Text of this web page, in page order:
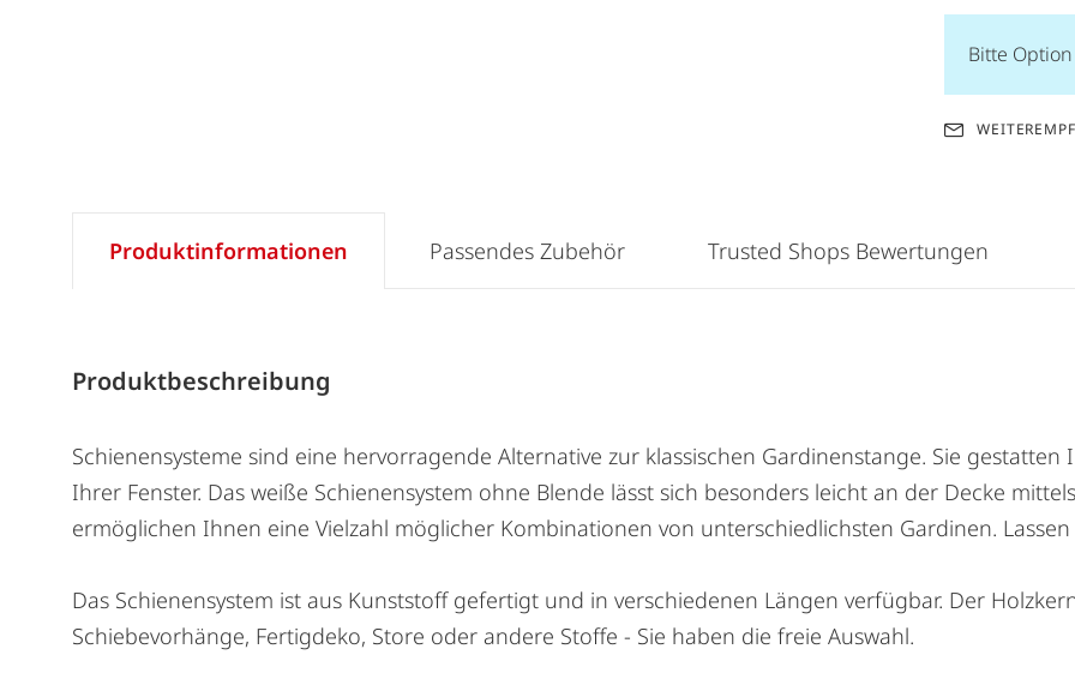
Bitte
Produktinformationen
Produktbeschreibung
Schienensysteme sind eine hervorragende Alternative zur klassischen Gardinenstange. Sie
Ihrer Fenster. Das weiße Schienensystem ohne Blende lässt sich besonders leicht an der Decke
ermöglichen Ihnen eine Vielzahl möglicher Kombinationen von unterschiedlichsten Gardinen.
Das Schienensystem ist aus Kunststoff gefertigt und in verschiedenen Längen verfügbar. Der
Schiebevorhänge, Fertigdeko, Store oder andere Stoffe - Sie haben die freie Auswahl.
Passendes Zubehör Trusted Shops Bewertungen